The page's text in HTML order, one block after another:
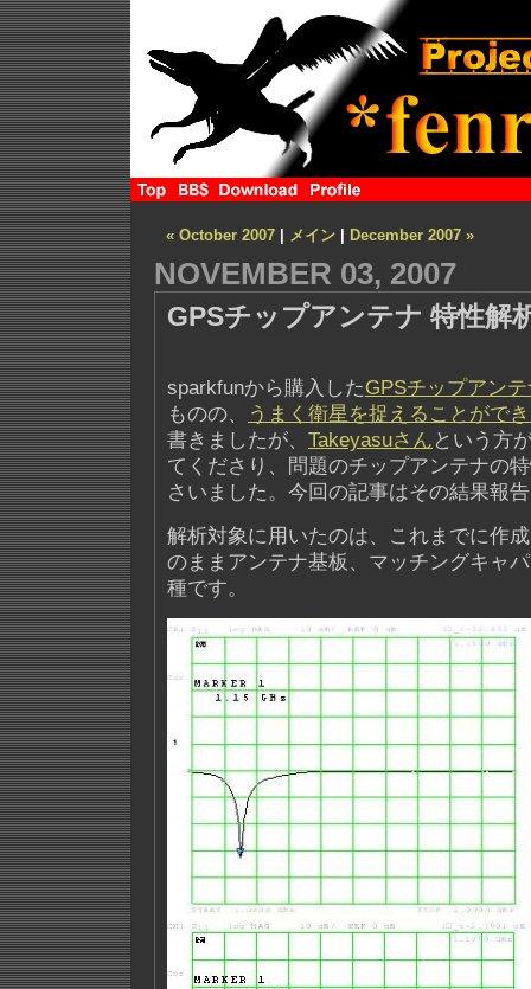
« October 2007 メイン December 2007 »
NOVEMBER 03, 2007
GPSチップアンテナ 特性解
sparkfunから購入したGPSチップアン
ものの、
うまく衛星を捉えることがで
書きましたが、 Takeyasuさん という方
てくださり、問題のチップアンテナの
さいました。今回の記事はその結果報
解析対象に用いたのは、これまでに作
のままアンテナ基板、マッチングキャ
種です。